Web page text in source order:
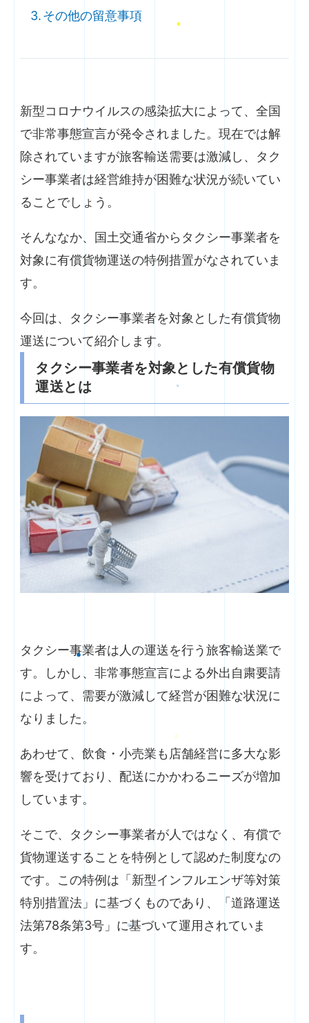
その他の留意事項
新型コロナウイルスの感染拡大によって、全国
で非常事態宣言が発令されました。現在では解
除されていますが旅客輸送需要は激減し、タク
シー事業者は経営維持が困難な状況が続いてい
ることでしょう。
そんななか、国土交通省からタクシー事業者を
対象に有償貨物運送の特例措置がなされていま
す。
今回は、タクシー事業者を対象とした有償貨物
運送について紹介します。
タクシー事業者を対象とした有償貨物
運送とは
タクシー事業者は人の運送を行う旅客輸送業で
す。しかし、非常事態宣言による外出自粛要請
によって、需要が激減して経営が困難な状況に
なりました。
あわせて、飲食・小売業も店舗経営に多大な影
響を受けており、配送にかかわるニーズが増加
しています。
そこで、タクシー事業者が人ではなく、有償で
貨物運送することを特例として認めた制度なの
です。この特例は「新型インフルエンザ等対策
特別措置法」に基づくものであり、「道路運送
法第78条第3号」に基づいて運用されていま
す。